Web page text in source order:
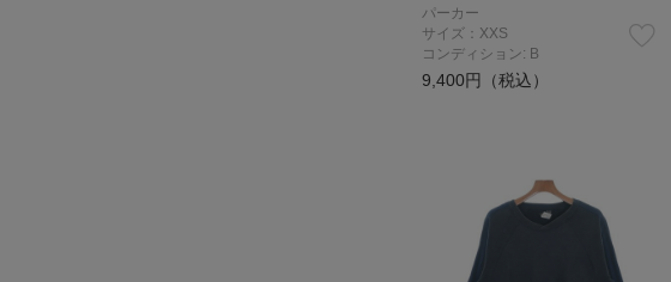
パーカー
サイズ：XXS
コンディション: B
9,400円（税込）